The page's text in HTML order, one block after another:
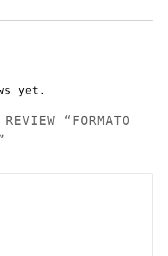
yet.
“FORMATO